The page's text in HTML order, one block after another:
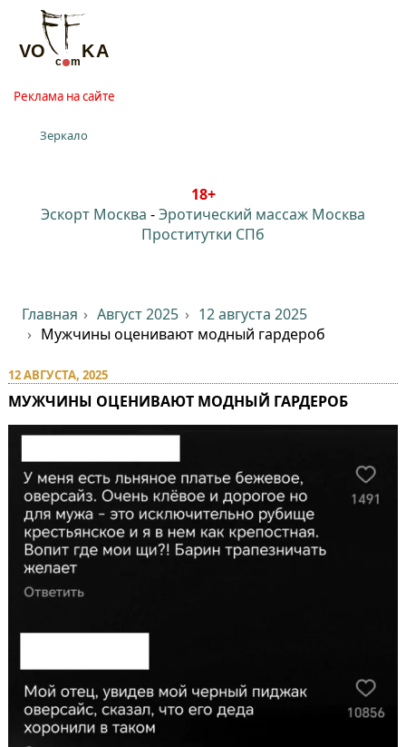
Реклама на сайте
Зеркало
18+
Эскорт Москва -Эротический массаж Москва
Проститутки СПб
Главная Август 2025
12 августа 2025
Мужчины оценивают модный гардероб
12 АВГУСТА, 2025
МУЖЧИНЫ ОЦЕНИВАЮТ МОДНЫЙ ГАРДЕРОБ